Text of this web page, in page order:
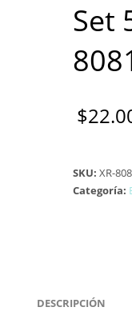
Set
$
SKU:XR-
Categoría:
DESCRIPCIÓN